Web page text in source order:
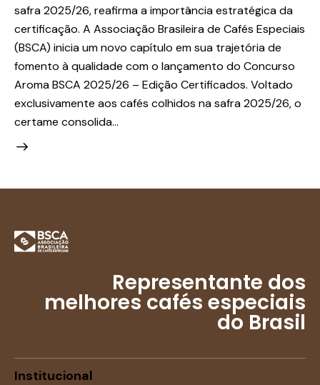
safra 2025/26, reafirma a importância estratégica da
certificação. A Associação Brasileira de Cafés Especiais
(BSCA) inicia um novo capítulo em sua trajetória de
fomento à qualidade com o lançamento do Concurso
Aroma BSCA 2025/26 – Edição Certificados. Voltado
exclusivamente aos cafés colhidos na safra 2025/26, o
certame consolida…
Representante dos
melhores cafés especiais
do Brasil
Institucional